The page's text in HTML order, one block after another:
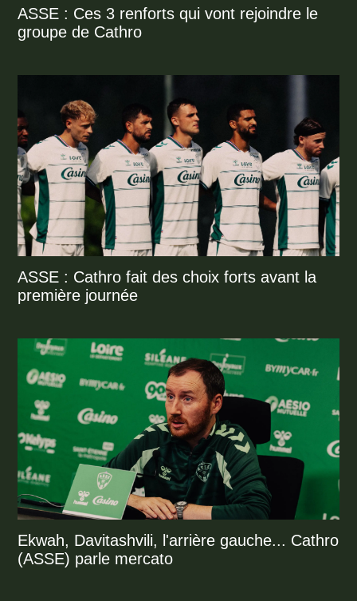
ASSE : Ces 3 renforts qui vont rejoindre le
groupe de Cathro
ASSE : Cathro fait des choix forts avant la
première journée
Ekwah, Davitashvili, l'arrière gauche... Cathro
(ASSE) parle mercato